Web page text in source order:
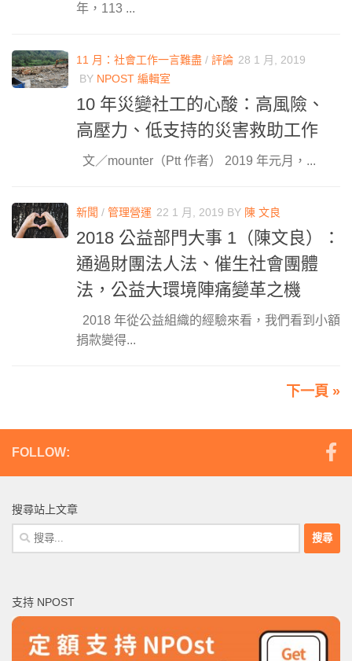
年，113 ...
11 月：社會工作一言難盡 / 評論 28 1 月, 2019
BY NPOST 編輯室
10 年災變社工的心酸：高風險、
高壓力、低支持的災害救助工作
文／mounter（Ptt 作者） 2019 年元月，...
新聞 / 管理營運 22 1 月, 2019 BY 陳 文良
2018 公益部門大事 1（陳文良）：
通過財團法人法、催生社會團體
法，公益大環境陣痛變革之機
2018 年從公益組織的經驗來看，我們看到小額
捐款變得...
下一頁 »
FOLLOW:
搜尋站上文章
搜
尋
字:
支持 NPOST